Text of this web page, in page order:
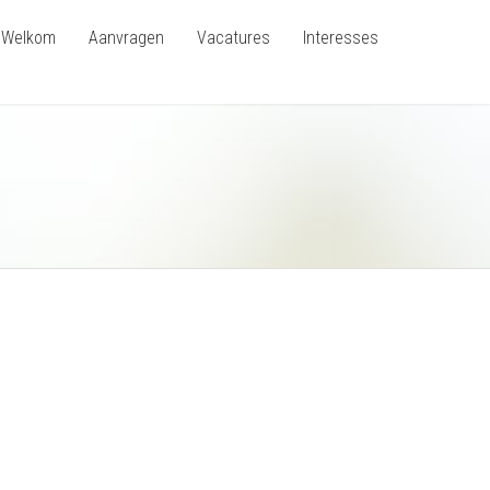
Welkom Aanvragen Vacatures Interesses